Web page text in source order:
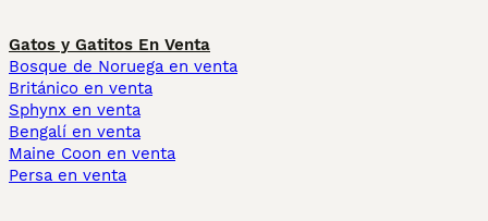
Gatos y Gatitos En Venta
Bosque de Noruega en venta
Británico en venta
Sphynx en venta
Bengalí en venta
Maine Coon en venta
Persa en venta